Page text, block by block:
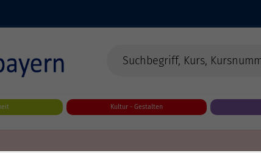
Kultur - Gestalten